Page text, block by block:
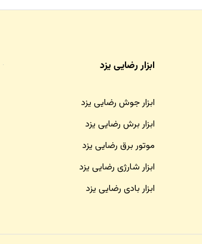
ابزار رضایی یزد
ابزار جوش رضایی یزد
ابزار برش رضایی یزد
موتور برق رضایی یزد
ابزار شارژی رضایی یزد
ابزار بادی رضایی یزد